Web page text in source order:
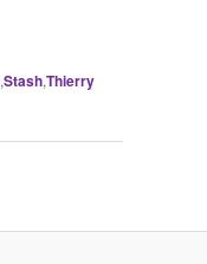
,Stash,Thierry